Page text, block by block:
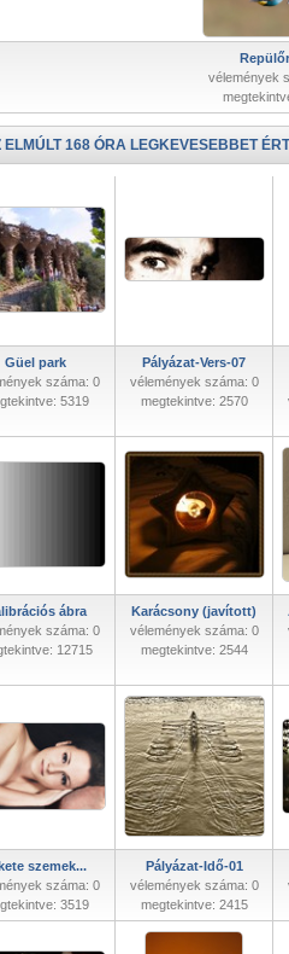
vélemények
ELMÚLT 168 ÓRA LEGKEVESEBBET
Güel park
száma: 0
5319
Pályázat-Vers-07
vélemények száma: 0
megtekintve: 2570
ábra
száma: 0
12715
Karácsony (javított)
vélemények száma: 0
megtekintve: 2544
szemek...
száma: 0
3519
Pályázat-Idő-01
vélemények száma: 0
megtekintve: 2415